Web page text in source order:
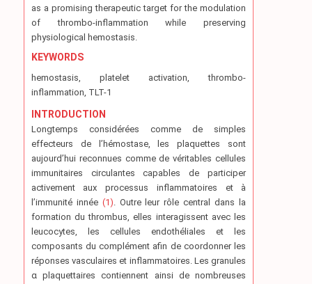
as a promising therapeutic target for the modulation
of thrombo-inflammation while preserving
physiological hemostasis.
KEYWORDS
hemostasis, platelet activation, thrombo-
inflammation, TLT-1
INTRODUCTION
Longtemps considérées comme de simples
effecteurs de l’hémostase, les plaquettes sont
aujourd’hui reconnues comme de véritables cellules
immunitaires circulantes capables de participer
activement aux processus inflammatoires et à
l’immunité innée (1). Outre leur rôle central dans la
formation du thrombus, elles interagissent avec les
leucocytes, les cellules endothéliales et les
composants du complément afin de coordonner les
réponses vasculaires et inflammatoires. Les granules
α plaquettaires contiennent ainsi de nombreuses